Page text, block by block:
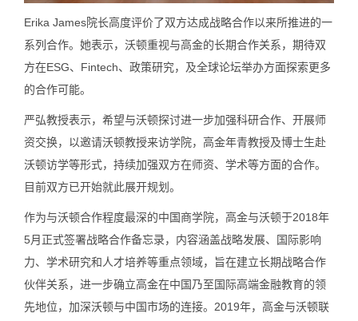
Erika James院长高度评价了双方达成战略合作以来所推进的一
系列合作。她表示，沃顿重视与高金的长期合作关系，期待双
方在ESG、Fintech、政策研究，及全球论坛举办方面探索更多
的合作可能。
严弘教授表示，希望与沃顿探讨进一步加强科研合作、开展师
资交换，以邀请沃顿教授来访学院，高金年青教授及博士生赴
沃顿访学等形式，持续加强双方在师资、学术等方面的合作。
目前双方已开始就此展开规划。
作为与沃顿合作程度最深的中国商学院，高金与沃顿于2018年
5月正式签署战略合作备忘录，内容涵盖战略发展、国际影响
力、学术研究和人才培养等重点领域，旨在建立长期战略合作
伙伴关系，进一步确立高金在中国乃至国际高端金融教育的领
先地位，加深沃顿与中国市场的连接。2019年，高金与沃顿联